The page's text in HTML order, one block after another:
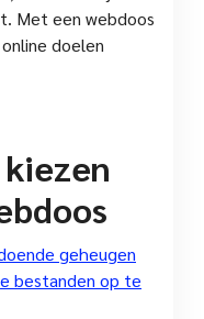
Met een webdoos
doelen
geheugen
bestanden op te